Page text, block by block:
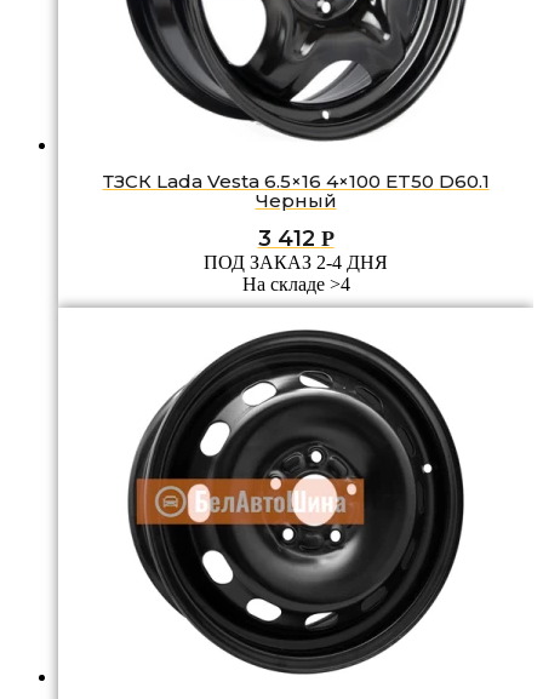
ТЗСК Lada Vesta 6.5×16 4×100 ET50 D60.1
Черный
3 412 Р
ПОД ЗАКАЗ 2-4 ДНЯ
На складе >4